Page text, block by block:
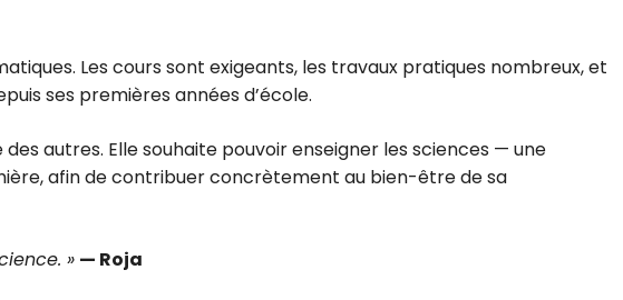
Les cours sont exigeants, les travaux pratiques nombreux, et
ses premières années d’école.
autres. Elle souhaite pouvoir enseigner les sciences — une
afin de contribuer concrètement au bien-être de sa
» — Roja